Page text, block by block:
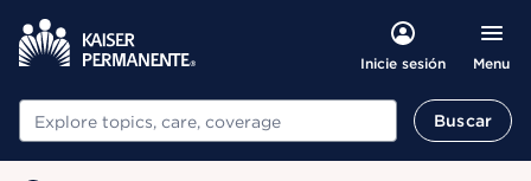
Inicie sesión Menu
Buscar Buscar